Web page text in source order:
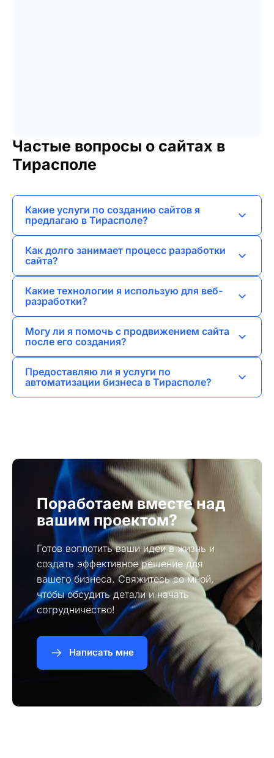
Частые вопросы о сайтах в
Тирасполе
Какие услуги по созданию сайтов я
предлагаю в Тирасполе?
лендингов, сайтов-визиток, корпоративных
Как долго занимает процесс разработки
сайта?
обычно создание сайта занимает от
Какие технологии я использую для веб-
разработки?
инструменты, включая HTML, CSS, JavaScript,
Могу ли я помочь с продвижением сайта
после его создания?
продвижения, а также контекстной и
Предоставляю ли я услуги по
автоматизации бизнеса в Тирасполе?
Поработаем вместе над
вашим проектом?
Готов воплотить ваши идеи в жизнь и
создать эффективное решение для
вашего бизнеса. Свяжитесь со мной,
чтобы обсудить детали и начать
сотрудничество!
Написать мне